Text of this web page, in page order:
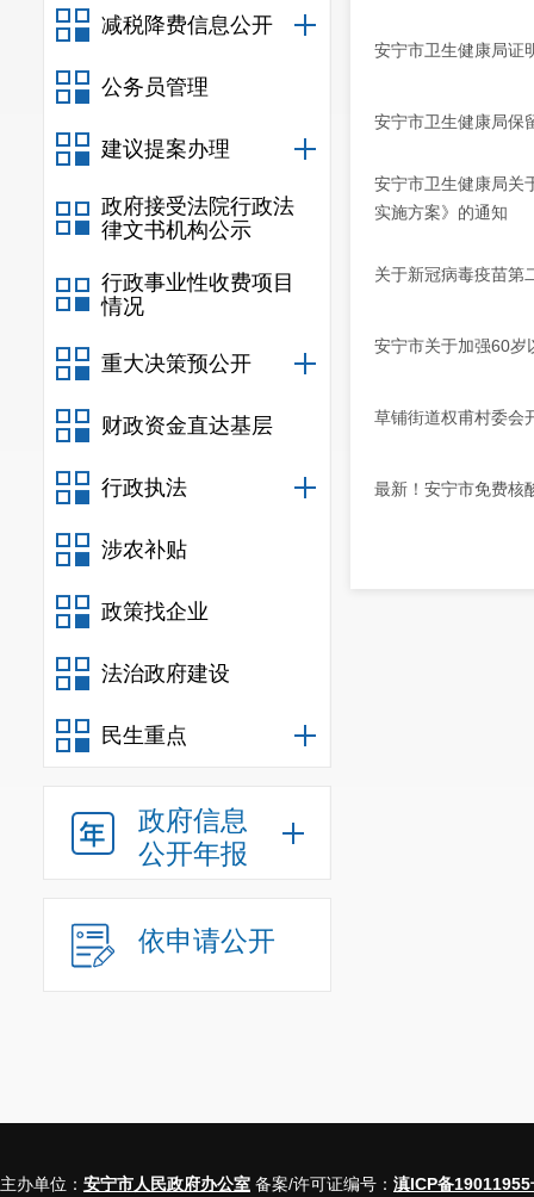
减税降费信息公开
公务员管理
建议提案办理
政府接受法院行政法
律文书机构公示
行政事业性收费项目
情况
重大决策预公开
财政资金直达基层
行政执法
涉农补贴
政策找企业
法治政府建设
民生重点
政府信息
公开年报
依申请公开
安宁市卫生健康局证
安宁市卫生健康局保
安宁市卫生健康局关
实施方案》的通知
关于新冠病毒疫苗第
安宁市关于加强60岁
草铺街道权甫村委会
最新！安宁市免费核
主办单位： 安宁市人民政府办公室 备案/许可证编号： 滇ICP备